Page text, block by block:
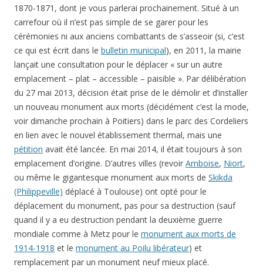
1870-1871, dont je vous parlerai prochainement. Situé à un
carrefour où il n’est pas simple de se garer pour les
cérémonies ni aux anciens combattants de s’asseoir (si, c’est
ce qui est écrit dans le bulletin municipal), en 2011, la mairie
lançait une consultation pour le déplacer « sur un autre
emplacement – plat – accessible – paisible ». Par délibération
du 27 mai 2013, décision était prise de le démolir et d’installer
un nouveau monument aux morts (décidément c’est la mode,
voir dimanche prochain à Poitiers) dans le parc des Cordeliers
en lien avec le nouvel établissement thermal, mais une
pétition avait été lancée. En mai 2014, il était toujours à son
emplacement d’origine. D’autres villes (revoir Amboise, Niort,
ou même le gigantesque monument aux morts de Skikda
(Philippeville) déplacé à Toulouse) ont opté pour le
déplacement du monument, pas pour sa destruction (sauf
quand il y a eu destruction pendant la deuxième guerre
mondiale comme à Metz pour le monument aux morts de
1914-1918 et le monument au Poilu libérateur) et
remplacement par un monument neuf mieux placé.